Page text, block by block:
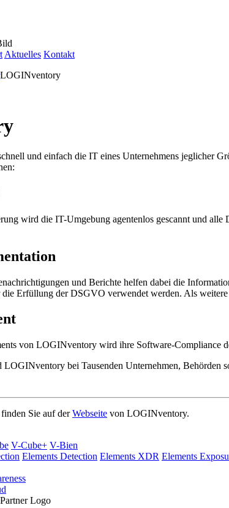
Aktuelles Kontakt
LOGINventory
und einfach die IT eines Unternehmens jeglicher
wird die IT-Umgebung agentenlos gescannt und
und Berichte helfen dabei die
die Erfüllung der DSGVO verwendet werden. Als
von LOGINventory wird ihre Software-Compliance
bei Tausenden Unternehmen, Behörden
Sie auf derWebseite von LOGINventory.
V-Cube+ V-Bien
Elements Detection Elements XDR Elements